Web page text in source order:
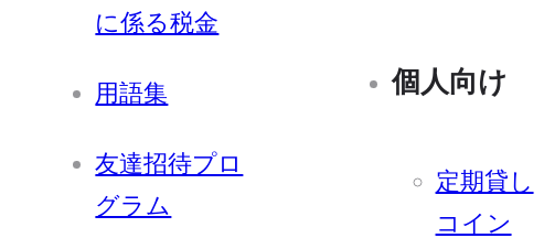
に係る税金
用語集
友達招待プロ
グラム
個人向け
定期貸し
コイン